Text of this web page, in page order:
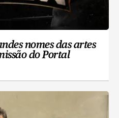
nomes das artes
do Portal